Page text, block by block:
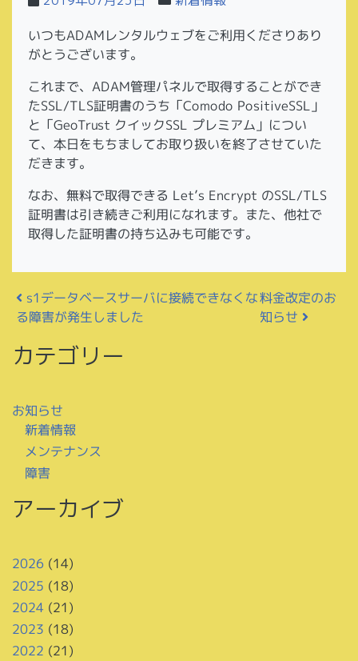
いつもADAMレンタルウェブをご利用くださりあり
がとうございます。
これまで、ADAM管理パネルで取得することができ
たSSL/TLS証明書のうち「Comodo PositiveSSL」
と「GeoTrust クイックSSL プレミアム」につい
て、本日をもちましてお取り扱いを終了させていた
だきます。
なお、無料で取得できる Let’s Encrypt のSSL/TLS
証明書は引き続きご利用になれます。また、他社で
取得した証明書の持ち込みも可能です。
投稿ナビゲーション
s1データベースサーバに接続できなくな
る障害が発生しました
料金改定のお
知らせ
カテゴリー
お知らせ
新着情報
メンテナンス
障害
アーカイブ
2026 (14)
2025 (18)
2024 (21)
2023 (18)
2022 (21)